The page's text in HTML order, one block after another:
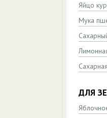
Яйцо
Мука
ДЛЯ